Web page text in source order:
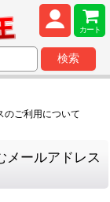
カート
検索
のご利用について
メールアドレス